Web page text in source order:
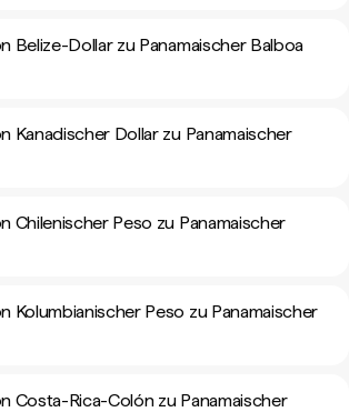
Belize-Dollar zu Panamaischer Balboa
Kanadischer Dollar zu Panamaischer
Chilenischer Peso zu Panamaischer
Kolumbianischer Peso zu Panamaischer
Costa-Rica-Colón zu Panamaischer